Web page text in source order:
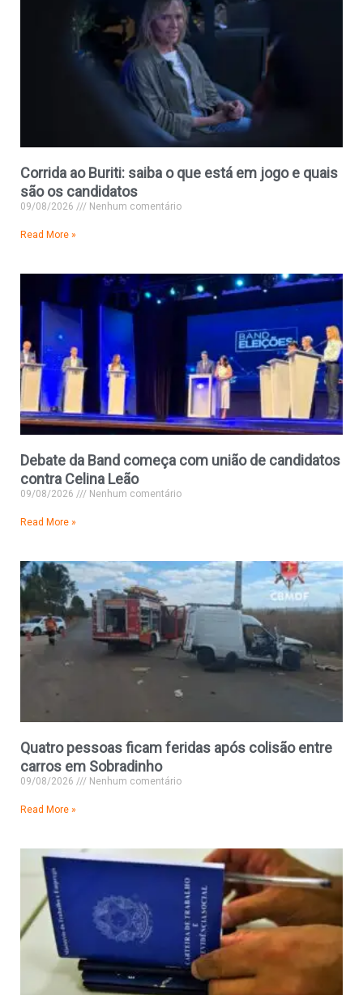
Corrida ao Buriti: saiba o que está em jogo e quais
são os candidatos
09/08/2026 Nenhum comentário
Read More »
Debate da Band começa com união de candidatos
contra Celina Leão
09/08/2026 Nenhum comentário
Read More »
Quatro pessoas ficam feridas após colisão entre
carros em Sobradinho
09/08/2026 Nenhum comentário
Read More »